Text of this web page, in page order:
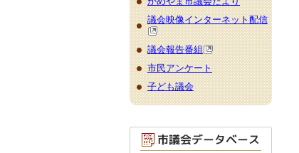
議会映像インターネット配信
議会報告番組
市民アンケート
子ども議会